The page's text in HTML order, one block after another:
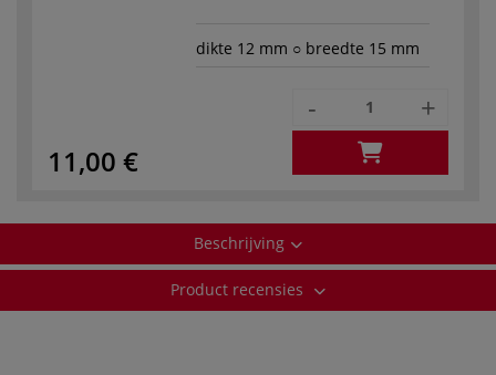
dikte 12 mm ○ breedte 15 mm
11,00 €
- +
Beschrijving
Product recensies